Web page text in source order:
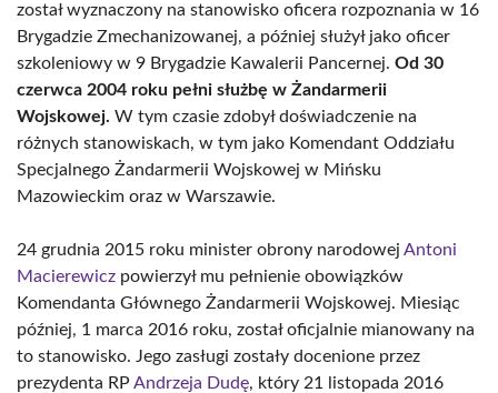
został wyznaczony na stanowisko oficera rozpoznania w 16
Brygadzie Zmechanizowanej, a później służył jako oficer
szkoleniowy w 9 Brygadzie Kawalerii Pancernej. Od 30
czerwca 2004 roku pełni służbę w Żandarmerii
Wojskowej. W tym czasie zdobył doświadczenie na
różnych stanowiskach, w tym jako Komendant Oddziału
Specjalnego Żandarmerii Wojskowej w Mińsku
Mazowieckim oraz w Warszawie.
24 grudnia 2015 roku minister obrony narodowej Antoni
Macierewicz powierzył mu pełnienie obowiązków
Komendanta Głównego Żandarmerii Wojskowej. Miesiąc
później, 1 marca 2016 roku, został oficjalnie mianowany na
to stanowisko. Jego zasługi zostały docenione przez
prezydenta RP Andrzeja Dudę, który 21 listopada 2016